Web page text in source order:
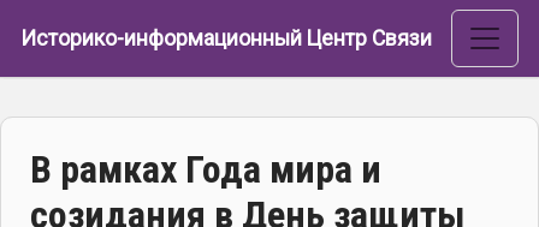
Историко-информационный Центр Связи
В рамках Года мира и
созидания в День защиты